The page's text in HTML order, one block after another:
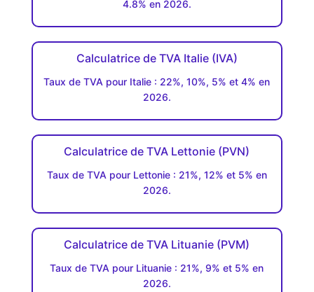
4.8% en 2026.
Calculatrice de TVA Italie (IVA)
Taux de TVA pour Italie : 22%, 10%, 5% et 4% en
2026.
Calculatrice de TVA Lettonie (PVN)
Taux de TVA pour Lettonie : 21%, 12% et 5% en
2026.
Calculatrice de TVA Lituanie (PVM)
Taux de TVA pour Lituanie : 21%, 9% et 5% en
2026.